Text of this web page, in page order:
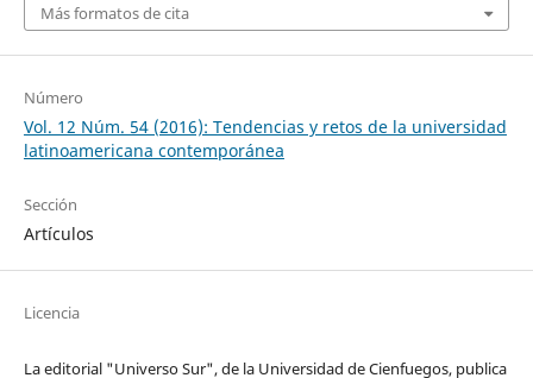
Más formatos de cita
Número
Vol. 12 Núm. 54 (2016): Tendencias y retos de la universidad
latinoamericana contemporánea
Sección
Artículos
Licencia
La editorial "Universo Sur", de la Universidad de Cienfuegos, publica